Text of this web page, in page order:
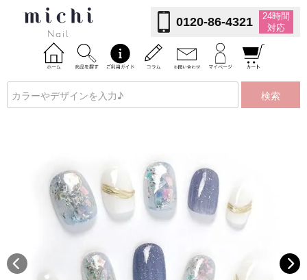
0120-86-4321
24時間
対応
検索